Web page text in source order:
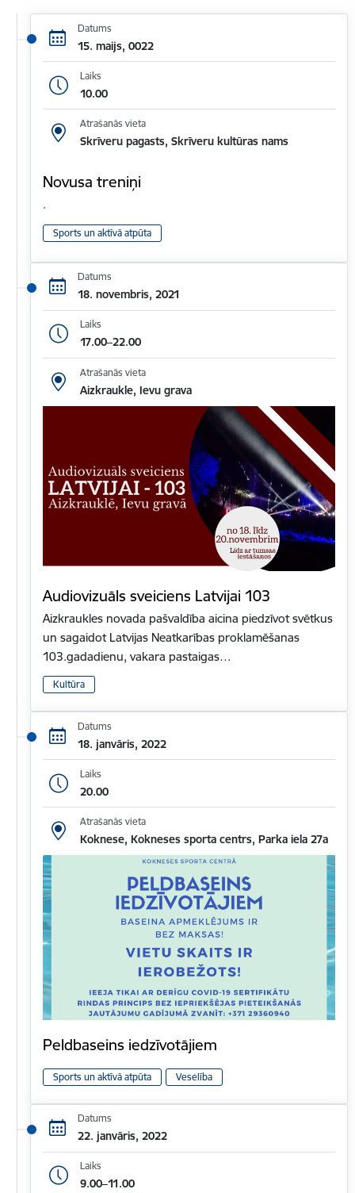
Datums
15. maijs, 0022
Laiks
10.00
Atrašanās vieta
Skrīveru pagasts, Skrīveru kultūras nams
Novusa treniņi
.
Sports un aktīvā atpūta
Datums
18. novembris, 2021
Laiks
17.00–22.00
Atrašanās vieta
Aizkraukle, Ievu grava
Audiovizuāls sveiciens Latvijai 103
Aizkraukles novada pašvaldība aicina piedzīvot svētkus
un sagaidot Latvijas Neatkarības proklamēšanas
103.gadadienu, vakara pastaigas…
Kultūra
Datums
18. janvāris, 2022
Laiks
20.00
Atrašanās vieta
Koknese, Kokneses sporta centrs, Parka iela 27a
Peldbaseins iedzīvotājiem
Sports un aktīvā atpūta Veselība
Datums
22. janvāris, 2022
Laiks
9.00–11.00